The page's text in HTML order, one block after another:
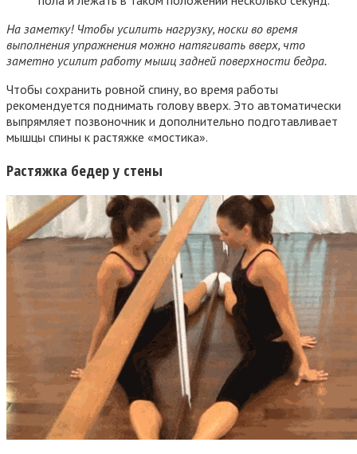
На заметку! Чтобы усилить нагрузку, носки во время
выполнения упражнения можно натягивать вверх, что
заметно усилит работу мышц задней поверхности бедра.
Чтобы сохранить ровной спину, во время работы
рекомендуется поднимать голову вверх. Это автоматически
выпрямляет позвоночник и дополнительно подготавливает
мышцы спины к растяжке «мостика».
Растяжка бедер у стены